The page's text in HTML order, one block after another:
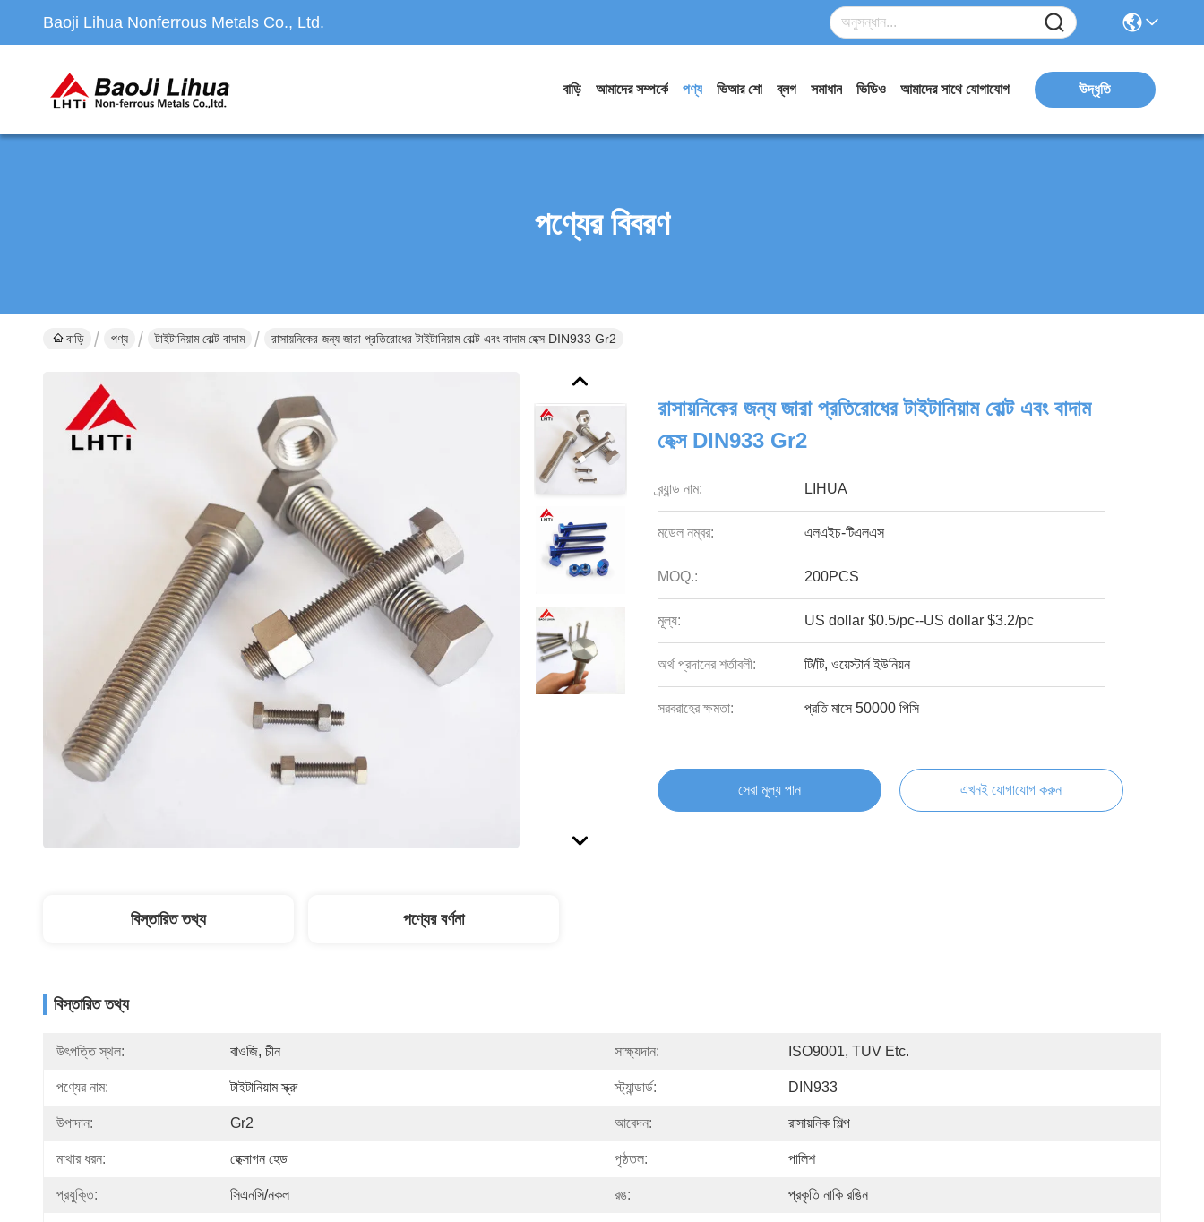
Baoji Lihua Nonferrous Metals Co., Ltd.
বাড়ি আমাদের সম্পর্কে পণ্য ভিআর শো ব্লগ সমাধান ভিডিও আমাদের সাথে যোগাযোগ উদ্ধৃতি
পণ্যের বিবরণ
বাড়ি পণ্য টাইটানিয়াম বোল্ট বাদাম রাসায়নিকের জন্য জারা প্রতিরোধের টাইটানিয়াম বোল্ট এবং বাদাম হেক্স DIN933 Gr2
রাসায়নিকের জন্য জারা প্রতিরোধের টাইটানিয়াম বোল্ট এবং বাদাম
হেক্স DIN933 Gr2
ব্র্যান্ড নাম: LIHUA
মডেল নম্বর: এলএইচ-টিএলএস
MOQ.: 200PCS
মূল্য: US dollar $0.5/pc--US dollar $3.2/pc
অর্থ প্রদানের শর্তাবলী: টি/টি, ওয়েস্টার্ন ইউনিয়ন
সরবরাহের ক্ষমতা: প্রতি মাসে 50000 পিসি
সেরা মূল্য পান এখনই যোগাযোগ করুন
বিস্তারিত তথ্য পণ্যের বর্ণনা
বিস্তারিত তথ্য
উৎপত্তি স্থল: বাওজি, চীন সাক্ষ্যদান: ISO9001, TUV Etc.
পণ্যের নাম: টাইটানিয়াম স্ক্রু স্ট্যান্ডার্ড: DIN933
উপাদান: Gr2 আবেদন: রাসায়নিক শিল্প
মাথার ধরন: হেক্সাগন হেড পৃষ্ঠতল: পালিশ
প্রযুক্তি: সিএনসি/নকল রঙ: প্রকৃতি নাকি রঙিন